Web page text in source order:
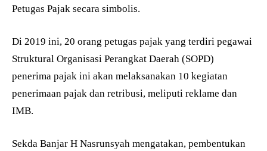
Petugas Pajak secara simbolis.
Di 2019 ini, 20 orang petugas pajak yang terdiri pegawai
Struktural Organisasi Perangkat Daerah (SOPD)
penerima pajak ini akan melaksanakan 10 kegiatan
penerimaan pajak dan retribusi, meliputi reklame dan
IMB.
Sekda Banjar H Nasrunsyah mengatakan, pembentukan